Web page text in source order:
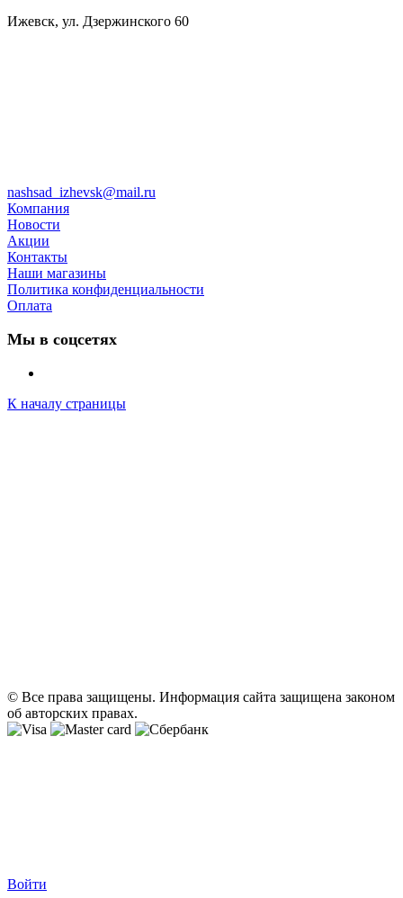
Ижевск, ул. Дзержинского 60
nashsad_izhevsk@mail.ru
Компания
Новости
Акции
Контакты
Наши магазины
Политика конфиденциальности
Оплата
Мы в соцсетях
К началу страницы
© Все права защищены. Информация сайта защищена законом
об авторских правах.
Войти